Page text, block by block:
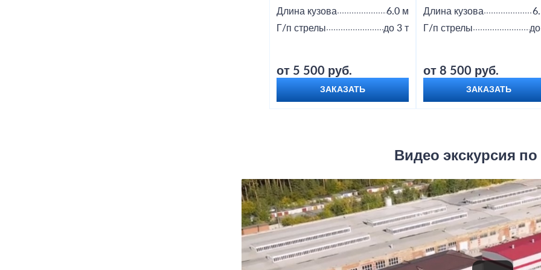
Длина кузова
6.0 м
Г/п стрелы
до 3 т
от 5 500 руб.
ЗАКАЗАТЬ
Длина кузова
Г/п стрелы
от 8 500 руб.
ЗАКАЗАТЬ
Видео экскурсия